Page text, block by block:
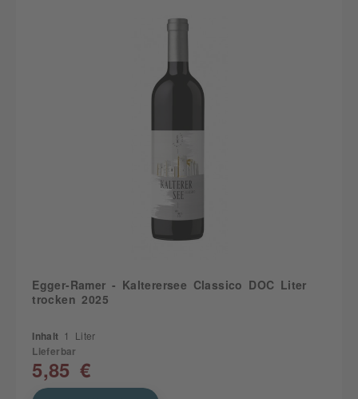
Egger-Ramer - Kalterersee Classico DOC Liter
trocken 2025
Inhalt 1 Liter
Lieferbar
5,85 €